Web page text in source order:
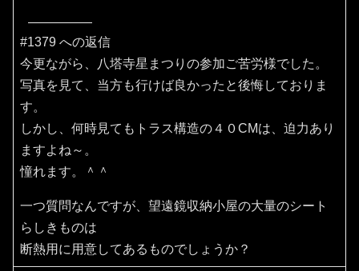
#1379 への返信
今更ながら、八塔寺星まつりの参加ご苦労様でした。
写真を見て、当方も行けば良かったと後悔しておりま
す。
しかし、何時見てもトラス構造の４０CMは、迫力あり
ますよね～。
憧れます。＾＾
一つ質問なんですが、望遠鏡収納小屋の大量のシート
らしきものは
断熱用に用意してあるものでしょうか？